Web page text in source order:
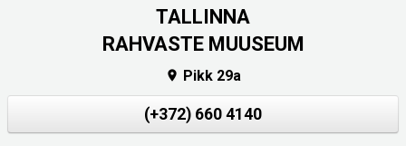
TALLINNA
RAHVASTE MUUSEUM
 Pikk 29a
(+372) 660 4140